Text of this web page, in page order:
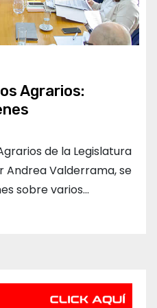
Agrarios:
de la Legislatura
Andrea Valderrama, se
sobre varios…